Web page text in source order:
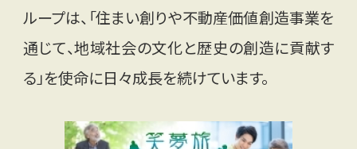
ループは、「住まい創りや不動産価値創造事業を
通じて、地域社会の文化と歴史の創造に貢献す
る」を使命に日々成長を続けています。